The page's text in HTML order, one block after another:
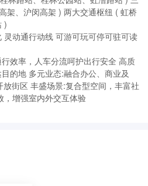
架、沪闵高架 ) 两大交通枢纽 ( 虹桥
)
动通行动线 可游可玩可停可驻可读
效率，人车分流呵护出行安全 高质
的地 多元业态:融合办公、商业及
街区 丰盛场景:复合型空间，丰富社
，增强室内外交互体验